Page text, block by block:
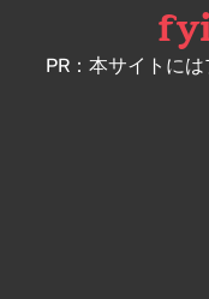
contentPR：本サイトに